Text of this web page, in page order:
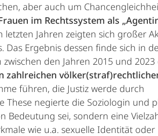
aber auch um
im Rechtssystem als
letzten Jahren zeigten sich großer
Das Ergebnis dessen finde sich in
den Jahren 2015 und 2023
zahlreichen
führen, die Justiz werde durch
These negierte die Soziologin und
Bedeutung sei, sondern eine
wie u.a. sexuelle Identität oder